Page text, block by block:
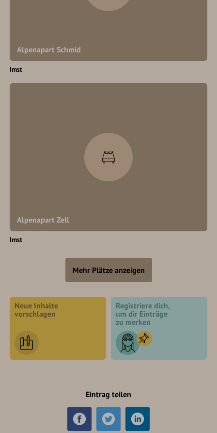
Alpenapart Schmid
Imst
Alpenapart Zell
Imst
Mehr Plätze anzeigen
Neue Inhalte
vorschlagen
Registriere dich,
um dir Einträge
zu merken
Eintrag teilen